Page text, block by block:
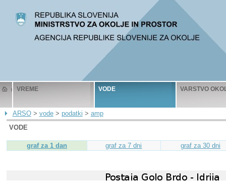
VREME VODE VARSTVO
ARSO> vode> podatki > amp
VODE
graf za 1 dan graf za 7 dni graf za 30 dni